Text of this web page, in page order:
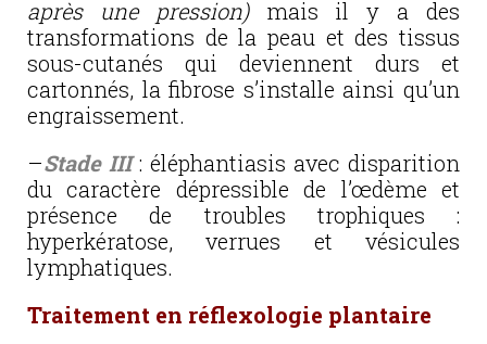
après une pression)mais il y a des
transformations de la peau et des tissus
sous-cutanés qui deviennent durs et
cartonnés, la fibrose s’installe ainsi qu’un
engraissement.
–Stade III: éléphantiasis avec disparition
du caractère dépressible de l’œdème et
présence de troubles trophiques :
hyperkératose, verrues et vésicules
lymphatiques.
Traitement en réflexologie plantaire